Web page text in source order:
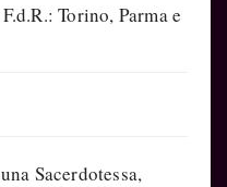
Torino, Parma e
Sacerdotessa,